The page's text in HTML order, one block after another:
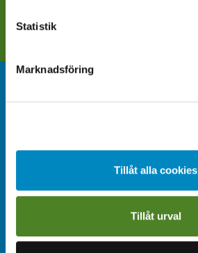
Statistik
Marknadsföring
Tillåt alla cookies
Tillåt urval
kappala@kappala.se